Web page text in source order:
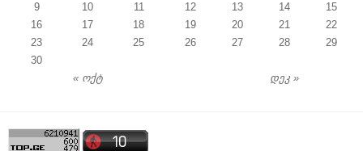
« ოქტ დეკ »
9
10 11 12 13 14
15
16
17 18 19 20 21
22
23
24 25 26 27 28
29
30